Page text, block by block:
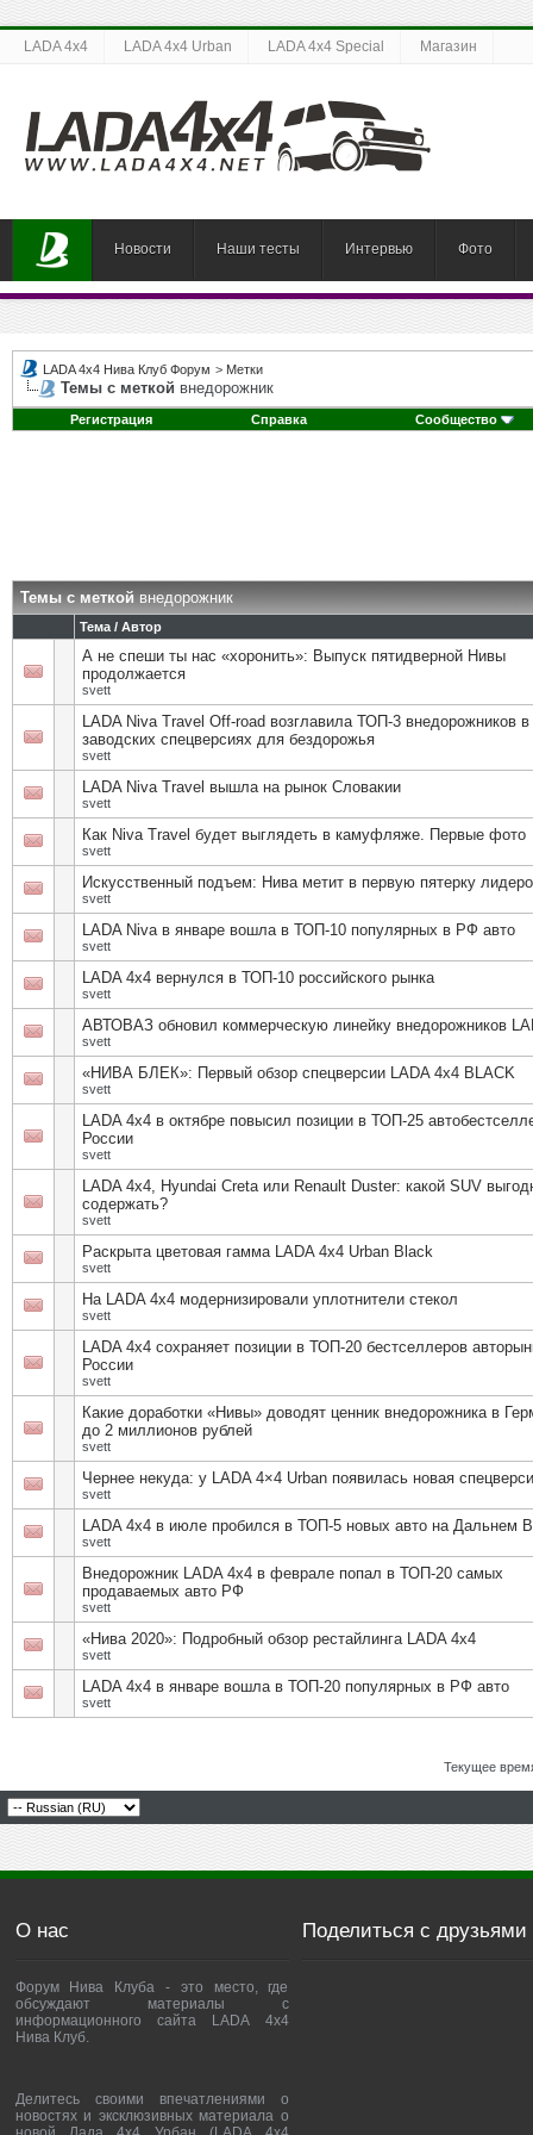
LADA 4x4 LADA 4x4 Urban LADA 4x4 Special Магазин
Новости Наши тесты Интервью Фото
LADA 4x4 Нива Клуб Форум > Метки
Темы с меткой внедорожник
Регистрация Справка Сообщество
Темы с меткойвнедорожник
Тема / Автор
А не спеши ты нас «хоронить»: Выпуск пятидверной Нивы
продолжается
svett
LADA Niva Travel Off-road возглавила ТОП-3 внедорожников в
заводских спецверсиях для бездорожья
svett
LADA Niva Travel вышла на рынок Словакии
svett
Как Niva Travel будет выглядеть в камуфляже. Первые фото
svett
Искусственный подъем: Нива метит в первую пятерку
svett
LADA Niva в январе вошла в ТОП-10 популярных в РФ авто
svett
LADA 4х4 вернулся в ТОП-10 российского рынка
svett
АВТОВАЗ обновил коммерческую линейку внедорожников
svett
«НИВА БЛЕК»: Первый обзор спецверсии LADA 4х4 BLACK
svett
LADA 4х4 в октябре повысил позиции в ТОП-25
России
svett
LADA 4x4, Hyundai Creta или Renault Duster: какой SUV
содержать?
svett
Раскрыта цветовая гамма LADA 4x4 Urban Black
svett
На LADA 4х4 модернизировали уплотнители стекол
svett
LADA 4х4 сохраняет позиции в ТОП-20 бестселлеров
России
svett
Какие доработки «Нивы» доводят ценник внедорожника в
до 2 миллионов рублей
svett
Чернее некуда: у LADA 4×4 Urban появилась новая
svett
LADA 4x4 в июле пробился в ТОП-5 новых авто на Дальнем
svett
Внедорожник LADA 4х4 в феврале попал в ТОП-20 самых
продаваемых авто РФ
svett
«Нива 2020»: Подробный обзор рестайлинга LADA 4х4
svett
LADA 4х4 в январе вошла в ТОП-20 популярных в РФ авто
svett
Текущее
О нас
Форум Нива Клуба - это место, где
обсуждают материалы с
информационного сайта LADA 4x4
Нива Клуб.
Делитесь своими впечатлениями о
новостях и эксклюзивных материала о
Поделиться с друзьями